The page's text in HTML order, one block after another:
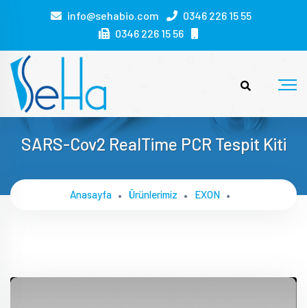
info@sehabio.com
0346 226 15 55
0346 226 15 56
SARS-Cov2 RealTime PCR Tespit Kiti
Anasayfa Ürünlerimiz EXON